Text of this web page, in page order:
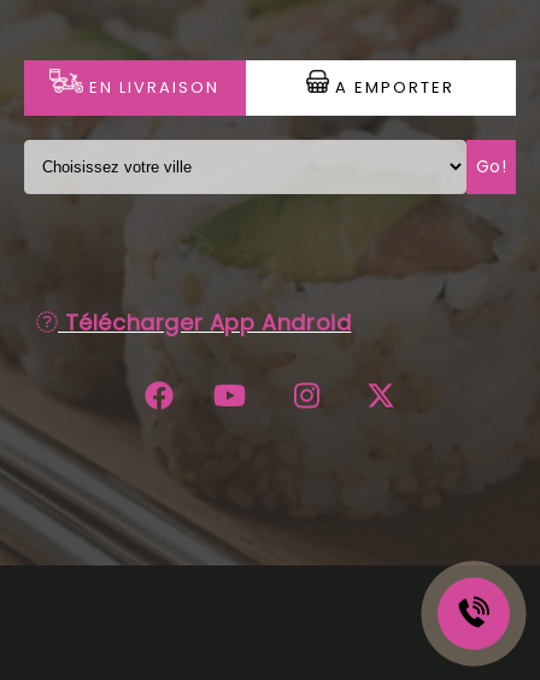
NOTRE RESTAURANT
VOS AVIS
MENTIONS LÉGALES
C.G.V
EN LIVRAISON A EMPORTER
Go!
Télécharger App Android